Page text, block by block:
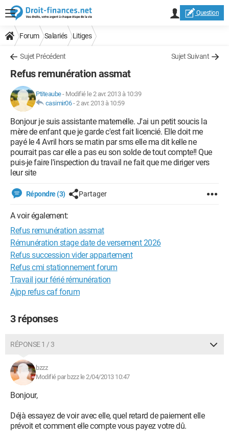
Question
Forum Salariés Litiges
Sujet Précédent Sujet Suivant
Refus remunération assmat
Ptiteaube- Modifié le 2 avr. 2013 à 10:39
casimir06-2 avr. 2013 à 10:59
Bonjour je suis assistante maternelle. J'ai un petit soucis la
mère de enfant que je garde c'est fait licencié. Elle doit me
payé le 4 Avril hors se matin par sms elle ma dit kelle ne
pourrait pas car elle a pas eu son solde de tout compte!! Que
puis-je faire l'inspection du travail ne fait que me diriger vers
leur site
Répondre (3) Partager
A voir également:
Refus remunération assmat
Rémunération stage date de versement 2026
Refus succession vider appartement
Refus cmi stationnement forum
Travail jour férié rémunération
Ajpp refus caf forum
3 réponses
RÉPONSE 1 / 3
bzzz
Modifié par bzzz le 2/04/2013 10:47
Bonjour,
Déjà essayez de voir avec elle, quel retard de paiement elle
prévoit et comment elle compte vous payez votre dû.